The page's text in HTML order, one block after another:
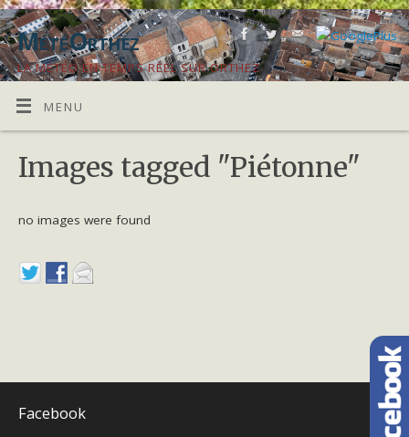
MétéOrthez
LA MÉTÉO EN TEMPS RÉEL SUR ORTHEZ
MENU
Images tagged "Piétonne"
no images were found
Facebook